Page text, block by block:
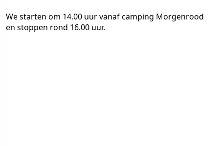
We starten om 14.00 uur vanaf camping Morgenrood
en stoppen rond 16.00 uur.